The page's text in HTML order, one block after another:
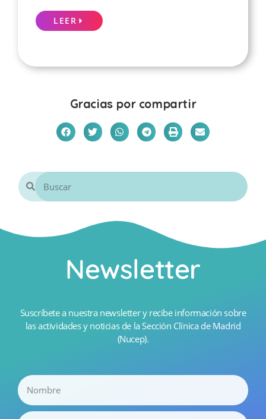
LEER
Gracias por compartir
Newsletter
Suscríbete a nuestra newsletter y recibe información sobre
las actividades y noticias de la Sección Clínica de Madrid
(Nucep).